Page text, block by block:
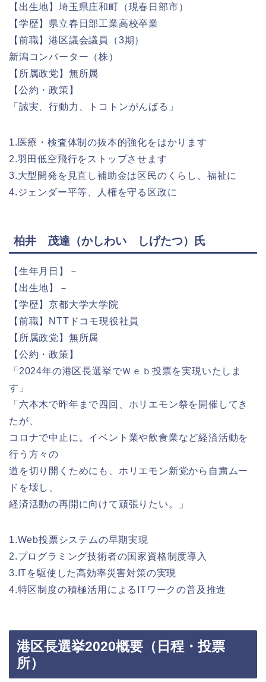
【出生地】埼玉県庄和町（現春日部市）
【学歴】県立春日部工業高校卒業
【前職】港区議会議員（3期）
新潟コンバーター（株）
【所属政党】無所属
【公約・政策】
「誠実、行動力、トコトンがんばる」
1.医療・検査体制の抜本的強化をはかります
2.羽田低空飛行をストップさせます
3.大型開発を見直し補助金は区民のくらし、福祉に
4.ジェンダー平等、人権を守る区政に
柏井 茂達（かしわい しげたつ）氏
【生年月日】－
【出生地】－
【学歴】京都大学大学院
【前職】NTTドコモ現役社員
【所属政党】無所属
【公約・政策】
「2024年の港区長選挙でＷｅｂ投票を実現いたしま
す」
「六本木で昨年まで四回、ホリエモン祭を開催してき
たが、
コロナで中止に。イベント業や飲食業など経済活動を
行う方々の
道を切り開くためにも、ホリエモン新党から自粛ムー
ドを壊し、
経済活動の再開に向けて頑張りたい。」
1.Web投票システムの早期実現
2.プログラミング技術者の国家資格制度導入
3.ITを駆使した高効率災害対策の実現
4.特区制度の積極活用によるITワークの普及推進
港区長選挙2020概要（日程・投票
所）